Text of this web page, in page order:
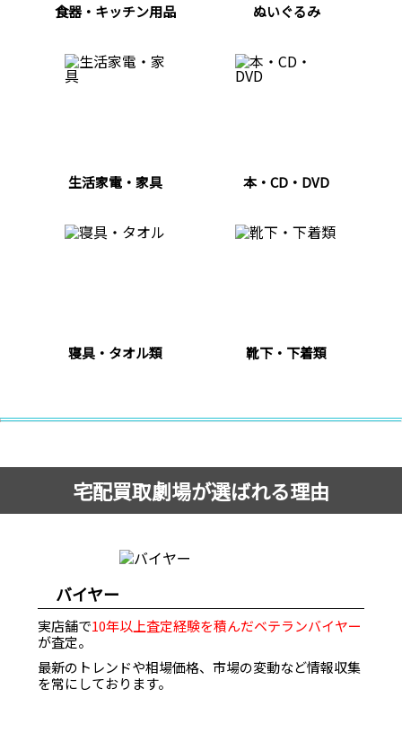
食器・キッチン用品 ぬいぐるみ
生活家電・家具 本・CD・DVD
寝具・タオル類 靴下・下着類
宅配買取劇場が選ばれる理由
バイヤー
実店舗で10年以上査定経験を積んだベテランバイヤー
が査定。
最新のトレンドや相場価格、市場の変動など情報収集
を常にしております。